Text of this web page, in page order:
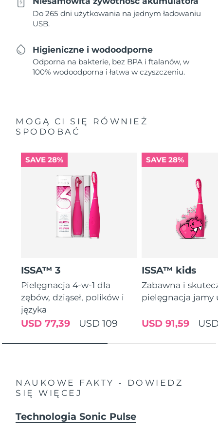
Do 265 dni użytkowania na jednym ładowaniu
USB.
Higieniczne i wodoodporne
Odporna na bakterie, bez BPA i ftalanów, w
100% wodoodporna i łatwa w czyszczeniu.
MOGĄ CI SIĘ RÓWNIEŻ
SPODOBAĆ
SAVE 28%
ISSA™ 3
Pielęgnacja 4-w-1 dla
zębów, dziąseł, polików i
języka
USD 109
USD 77,39
SAVE 28%
ISSA™ kids
Zabawna i
pielęgnacja jamy
USD 91,59
NAUKOWE FAKTY - DOWIEDZ
SIĘ WIĘCEJ
Technologia Sonic Pulse